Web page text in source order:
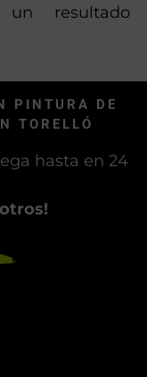
un resultado
PINTURA DE
TORELLÓ
hasta en 24